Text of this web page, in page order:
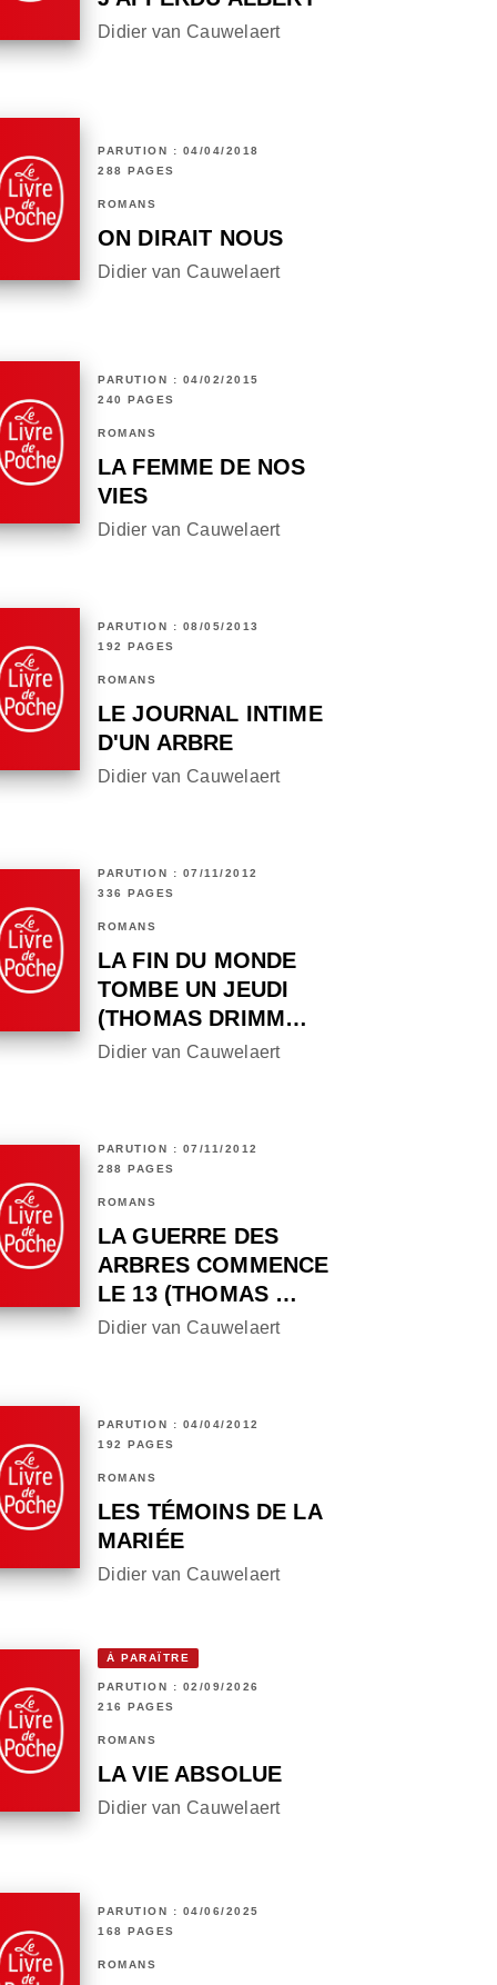
Didier van Cauwelaert
PARUTION : 04/04/2018
288 PAGES
ROMANS
ON DIRAIT NOUS
Didier van Cauwelaert
PARUTION : 04/02/2015
240 PAGES
ROMANS
LA FEMME DE NOS
VIES
Didier van Cauwelaert
PARUTION : 08/05/2013
192 PAGES
ROMANS
LE JOURNAL INTIME
D'UN ARBRE
Didier van Cauwelaert
PARUTION : 07/11/2012
336 PAGES
ROMANS
LA FIN DU MONDE
TOMBE UN JEUDI
(THOMAS DRIMM…
Didier van Cauwelaert
PARUTION : 07/11/2012
288 PAGES
ROMANS
LA GUERRE DES
ARBRES COMMENCE
LE 13 (THOMAS …
Didier van Cauwelaert
PARUTION : 04/04/2012
192 PAGES
ROMANS
LES TÉMOINS DE LA
MARIÉE
Didier van Cauwelaert
À PARAÎTRE
PARUTION : 02/09/2026
216 PAGES
ROMANS
LA VIE ABSOLUE
Didier van Cauwelaert
PARUTION : 04/06/2025
168 PAGES
ROMANS